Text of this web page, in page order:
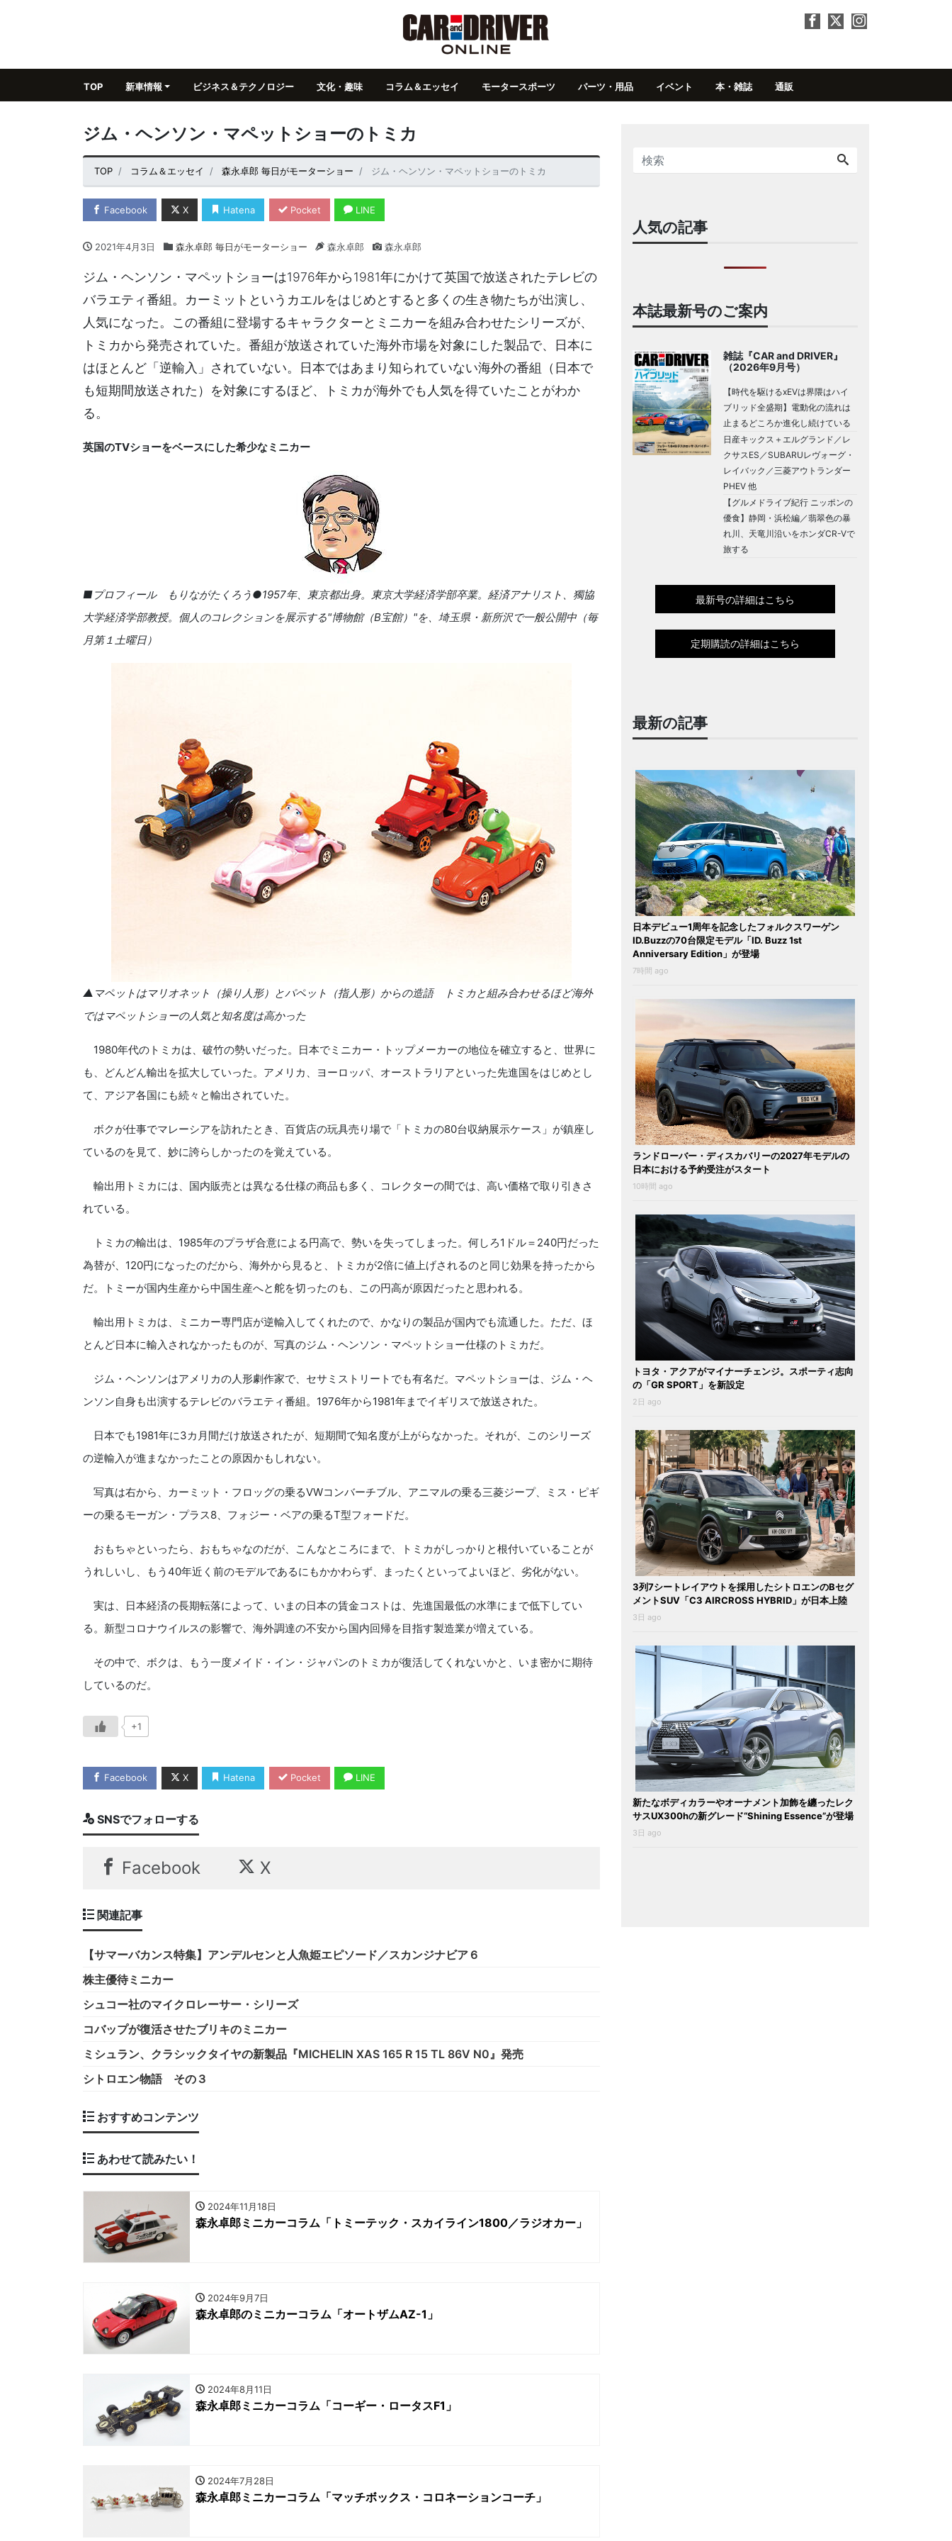
TOP 新車情報 ビジネス＆テクノロジー 文化・趣味 コラム＆エッセイ モータースポーツ パーツ・用品 イベント 本・雑誌 通販
ジム・ヘンソン・マペットショーのトミカ
TOP コラム＆エッセイ 森永卓郎 毎日がモーターショー ジム・ヘンソン・マペットショーのトミカ
Facebook X Hatena Pocket LINE
2021年4月3日 森永卓郎 毎日がモーターショー 森永卓郎 森永卓郎
ジム・ヘンソン・マペットショーは1976年から1981年にかけて英国で放送されたテレビの
バラエティ番組。カーミットというカエルをはじめとすると多くの生き物たちが出演し、
人気になった。この番組に登場するキャラクターとミニカーを組み合わせたシリーズが、
トミカから発売されていた。番組が放送されていた海外市場を対象にした製品で、日本に
はほとんど「逆輸入」されていない。日本ではあまり知られていない海外の番組（日本で
も短期間放送された）を対象にするほど、トミカが海外でも人気を得ていたことがわか
る。
英国のTVショーをベースにした希少なミニカー
■プロフィール もりながたくろう●1957年、東京都出身。東京大学経済学部卒業。経済アナリスト、獨協
大学経済学部教授。個人のコレクションを展示する"博物館（B宝館）"を、埼玉県・新所沢で一般公開中（毎
月第１土曜日）
▲マペットはマリオネット（操り人形）とパペット（指人形）からの造語 トミカと組み合わせるほど海外
ではマペットショーの人気と知名度は高かった
1980年代のトミカは、破竹の勢いだった。日本でミニカー・トップメーカーの地位を確立すると、世界に
も、どんどん輸出を拡大していった。アメリカ、ヨーロッパ、オーストラリアといった先進国をはじめとし
て、アジア各国にも続々と輸出されていた。
ボクが仕事でマレーシアを訪れたとき、百貨店の玩具売り場で「トミカの80台収納展示ケース」が鎮座し
ているのを見て、妙に誇らしかったのを覚えている。
輸出用トミカには、国内販売とは異なる仕様の商品も多く、コレクターの間では、高い価格で取り引きさ
れている。
トミカの輸出は、1985年のプラザ合意による円高で、勢いを失ってしまった。何しろ1ドル＝240円だった
為替が、120円になったのだから、海外から見ると、トミカが2倍に値上げされるのと同じ効果を持ったから
だ。トミーが国内生産から中国生産へと舵を切ったのも、この円高が原因だったと思われる。
輸出用トミカは、ミニカー専門店が逆輸入してくれたので、かなりの製品が国内でも流通した。ただ、ほ
とんど日本に輸入されなかったものが、写真のジム・ヘンソン・マペットショー仕様のトミカだ。
ジム・ヘンソンはアメリカの人形劇作家で、セサミストリートでも有名だ。マペットショーは、ジム・ヘ
ンソン自身も出演するテレビのバラエティ番組。1976年から1981年までイギリスで放送された。
日本でも1981年に3カ月間だけ放送されたが、短期間で知名度が上がらなかった。それが、このシリーズ
の逆輸入が進まなかったことの原因かもしれない。
写真は右から、カーミット・フロッグの乗るVWコンバーチブル、アニマルの乗る三菱ジープ、ミス・ピギ
ーの乗るモーガン・プラス8、フォジー・ベアの乗るT型フォードだ。
おもちゃといったら、おもちゃなのだが、こんなところにまで、トミカがしっかりと根付いていることが
うれしいし、もう40年近く前のモデルであるにもかかわらず、まったくといってよいほど、劣化がない。
実は、日本経済の長期転落によって、いまの日本の賃金コストは、先進国最低の水準にまで低下してい
る。新型コロナウイルスの影響で、海外調達の不安から国内回帰を目指す製造業が増えている。
その中で、ボクは、もう一度メイド・イン・ジャパンのトミカが復活してくれないかと、いま密かに期待
しているのだ。
+1
Facebook X Hatena Pocket LINE
SNSでフォローする
Facebook X
関連記事
【サマーバカンス特集】アンデルセンと人魚姫エピソード／スカンジナビア６
株主優待ミニカー
シュコー社のマイクロレーサー・シリーズ
コバップが復活させたブリキのミニカー
ミシュラン、クラシックタイヤの新製品『MICHELIN XAS 165 R 15 TL 86V N0』発売
シトロエン物語 その３
おすすめコンテンツ
あわせて読みたい！
2024年11月18日
森永卓郎ミニカーコラム「トミーテック・スカイライン1800／ラジオカー」
2024年9月7日
森永卓郎のミニカーコラム「オートザムAZ-1」
2024年8月11日
森永卓郎ミニカーコラム「コーギー・ロータスF1」
2024年7月28日
森永卓郎ミニカーコラム「マッチボックス・コロネーションコーチ」
人気の記事
本誌最新号のご案内
雑誌『CAR and DRIVER』
（2026年9月号）
【時代を駆けるxEVは界隈はハイ
ブリッド全盛期】電動化の流れは
止まるどころか進化し続けている
日産キックス＋エルグランド／レ
クサスES／SUBARUレヴォーグ・
レイバック／三菱アウトランダー
PHEV 他
【グルメドライブ紀行 ニッポンの
優食】静岡・浜松編／翡翠色の暴
れ川、天竜川沿いをホンダCR-Vで
旅する
最新号の詳細はこちら
定期購読の詳細はこちら
最新の記事
日本デビュー1周年を記念したフォルクスワーゲン
ID.Buzzの70台限定モデル「ID. Buzz 1st
Anniversary Edition」が登場
7時間 ago
ランドローバー・ディスカバリーの2027年モデルの
日本における予約受注がスタート
10時間 ago
トヨタ・アクアがマイナーチェンジ。スポーティ志向
の「GR SPORT」を新設定
2日 ago
3列7シートレイアウトを採用したシトロエンのBセグ
メントSUV「C3 AIRCROSS HYBRID」が日本上陸
3日 ago
新たなボディカラーやオーナメント加飾を纏ったレク
サスUX300hの新グレード“Shining Essence”が登場
3日 ago